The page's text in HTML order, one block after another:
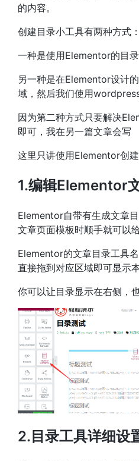
的内容。
创建目录小工具有两种方式：
一种是使用Elementor的目
另一种是在Elementor设计
域，然后我们使用
因为第二种方式只要解决
即可，我在另一篇文章会写
这里只讲使用Elementor创建
1.编辑Elementor
Elementor自带有生成文章
文章页面模板时顺手就可以
Elementor的文章目录工具
直接拖到对应区域即可显示
你可以让目录显示在右侧，
2.目录工具详细设